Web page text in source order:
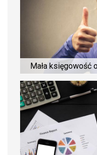
Mała księgowość